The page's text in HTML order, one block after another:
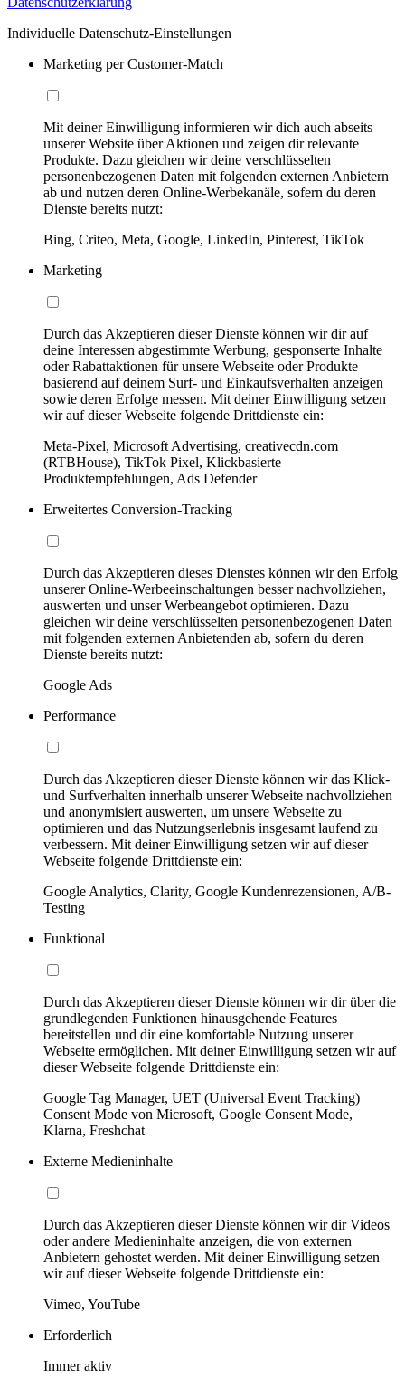
Individuelle Datenschutz-Einstellungen
Marketing per Customer-Match
Mit deiner Einwilligung informieren wir dich auch abseits
unserer Website über Aktionen und zeigen dir relevante
Produkte. Dazu gleichen wir deine verschlüsselten
personenbezogenen Daten mit folgenden externen Anbietern
ab und nutzen deren Online-Werbekanäle, sofern du deren
Dienste bereits nutzt:
Bing, Criteo, Meta, Google, LinkedIn, Pinterest, TikTok
Marketing
Durch das Akzeptieren dieser Dienste können wir dir auf
deine Interessen abgestimmte Werbung, gesponserte Inhalte
oder Rabattaktionen für unsere Webseite oder Produkte
basierend auf deinem Surf- und Einkaufsverhalten anzeigen
sowie deren Erfolge messen. Mit deiner Einwilligung setzen
wir auf dieser Webseite folgende Drittdienste ein:
Meta-Pixel, Microsoft Advertising, creativecdn.com
(RTBHouse), TikTok Pixel, Klickbasierte
Produktempfehlungen, Ads Defender
Erweitertes Conversion-Tracking
Durch das Akzeptieren dieses Dienstes können wir den Erfolg
unserer Online-Werbeeinschaltungen besser nachvollziehen,
auswerten und unser Werbeangebot optimieren. Dazu
gleichen wir deine verschlüsselten personenbezogenen Daten
mit folgenden externen Anbietenden ab, sofern du deren
Dienste bereits nutzt:
Google Ads
Performance
Durch das Akzeptieren dieser Dienste können wir das Klick-
und Surfverhalten innerhalb unserer Webseite nachvollziehen
und anonymisiert auswerten, um unsere Webseite zu
optimieren und das Nutzungserlebnis insgesamt laufend zu
verbessern. Mit deiner Einwilligung setzen wir auf dieser
Webseite folgende Drittdienste ein:
Google Analytics, Clarity, Google Kundenrezensionen, A/B-
Testing
Funktional
Durch das Akzeptieren dieser Dienste können wir dir über die
grundlegenden Funktionen hinausgehende Features
bereitstellen und dir eine komfortable Nutzung unserer
Webseite ermöglichen. Mit deiner Einwilligung setzen wir auf
dieser Webseite folgende Drittdienste ein:
Google Tag Manager, UET (Universal Event Tracking)
Consent Mode von Microsoft, Google Consent Mode,
Klarna, Freshchat
Externe Medieninhalte
Durch das Akzeptieren dieser Dienste können wir dir Videos
oder andere Medieninhalte anzeigen, die von externen
Anbietern gehostet werden. Mit deiner Einwilligung setzen
wir auf dieser Webseite folgende Drittdienste ein:
Vimeo, YouTube
Erforderlich
Immer aktiv